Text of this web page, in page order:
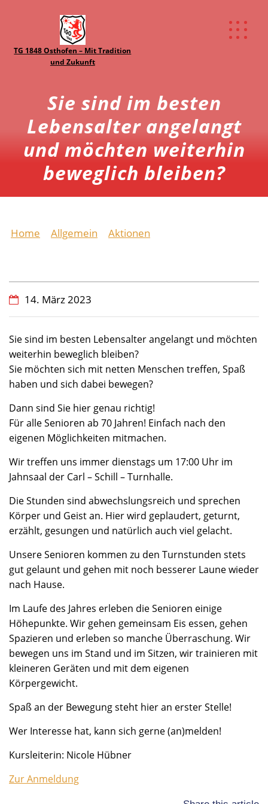
TG 1848 Osthofen – Mit Tradition
und Zukunft
Sie sind im besten
Lebensalter angelangt
und möchten weiterhin
beweglich bleiben?
Home Allgemein Aktionen
14. März 2023
Sie sind im besten Lebensalter angelangt und möchten
weiterhin beweglich bleiben?
Sie möchten sich mit netten Menschen treffen, Spaß
haben und sich dabei bewegen?
Dann sind Sie hier genau richtig!
Für alle Senioren ab 70 Jahren! Einfach nach den
eigenen Möglichkeiten mitmachen.
Wir treffen uns immer dienstags um 17:00 Uhr im
Jahnsaal der Carl – Schill – Turnhalle.
Die Stunden sind abwechslungsreich und sprechen
Körper und Geist an. Hier wird geplaudert, geturnt,
erzählt, gesungen und natürlich auch viel gelacht.
Unsere Senioren kommen zu den Turnstunden stets
gut gelaunt und gehen mit noch besserer Laune wieder
nach Hause.
Im Laufe des Jahres erleben die Senioren einige
Höhepunkte. Wir gehen gemeinsam Eis essen, gehen
Spazieren und erleben so manche Überraschung. Wir
bewegen uns im Stand und im Sitzen, wir trainieren mit
kleineren Geräten und mit dem eigenen
Körpergewicht.
Spaß an der Bewegung steht hier an erster Stelle!
Wer Interesse hat, kann sich gerne (an)melden!
Kursleiterin: Nicole Hübner
Zur Anmeldung